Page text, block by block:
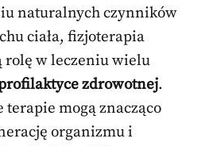
naturalnych czynników
ciała, fizjoterapia
rolę w leczeniu wielu
zdrowotnej.
mogą znacząco
organizmu i